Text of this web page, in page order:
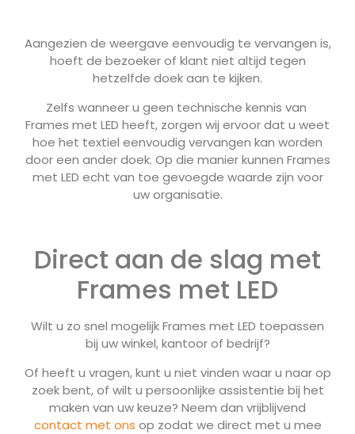
Aangezien de weergave eenvoudig te vervangen is,
hoeft de bezoeker of klant niet altijd tegen
hetzelfde doek aan te kijken.
Zelfs wanneer u geen technische kennis van
Frames met LED heeft, zorgen wij ervoor dat u weet
hoe het textiel eenvoudig vervangen kan worden
door een ander doek. Op die manier kunnen Frames
met LED echt van toe gevoegde waarde zijn voor
uw organisatie.
Direct aan de slag met
Frames met LED
Wilt u zo snel mogelijk Frames met LED toepassen
bij uw winkel, kantoor of bedrijf?
Of heeft u vragen, kunt u niet vinden waar u naar op
zoek bent, of wilt u persoonlijke assistentie bij het
maken van uw keuze? Neem dan vrijblijvend
contact met ons op zodat we direct met u mee